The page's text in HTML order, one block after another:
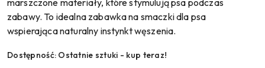
marszczone materiały, które stymulują psa podczas
zabawy. To idealna zabawka na smaczki dla psa
wspierająca naturalny instynkt węszenia.
Dostępność: Ostatnie sztuki - kup teraz!